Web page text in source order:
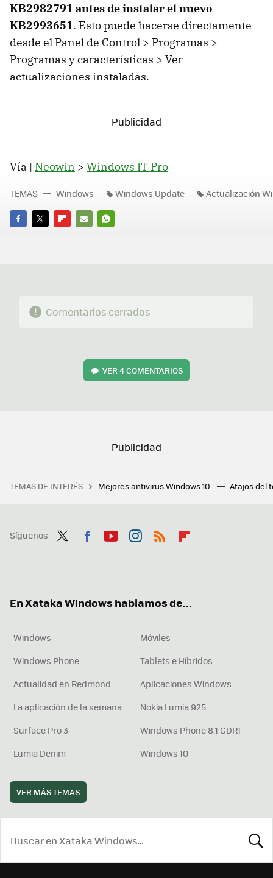
KB2982791 antes de instalar el nuevo
KB2993651. Esto puede hacerse directamente
desde el Panel de Control > Programas >
Programas y características > Ver
actualizaciones instaladas.
Vía | Neowin > Windows IT Pro
FACEBOOK
TWITTERFLIPBOARD
E-
WHATSAPP
TEMAS Windows Windows Update Actualización
Comentarios cerrados
VER4 COMENTARIOS
TEMAS DE INTERÉS Mejores antivirus Windows 10 Atajos del
Síguenos
En Xataka Windows hablamos de...
Windows
Móviles
Windows Phone
Tablets e Híbridos
Actualidad en Redmond
Aplicaciones Windows
La aplicación de la semana
Nokia Lumia 925
Surface Pro 3
Windows Phone 8.1 GDR1
Lumia Denim
Windows 10
VER MÁS TEMAS